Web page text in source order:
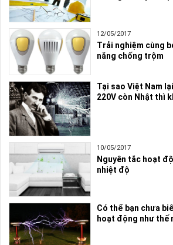
12/05/2017
Trải nghiệm cùng
năng chống trộm
Tại sao Việt Nam
220V còn Nhật thì
10/05/2017
Nguyên tắc hoạt
nhiệt độ
Có thể bạn chưa
hoạt động như thế